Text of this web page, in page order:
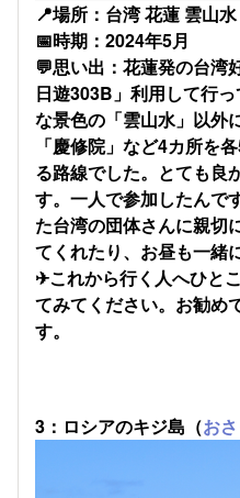
📍場所：台湾 花蓮 雲山水
📅時期：2024年5月
💬思い出：花蓮発の台湾
日遊303B」利用して行
な景色の「雲山水」以外
「慶修院」など4カ所を
る路線でした。とても良
す。一人で参加したんで
た台湾の団体さんに親切
てくれたり、お昼も一緒
✈これから行く人へひと
てみてください。お勧め
す。
3：ロシアのキジ島（お